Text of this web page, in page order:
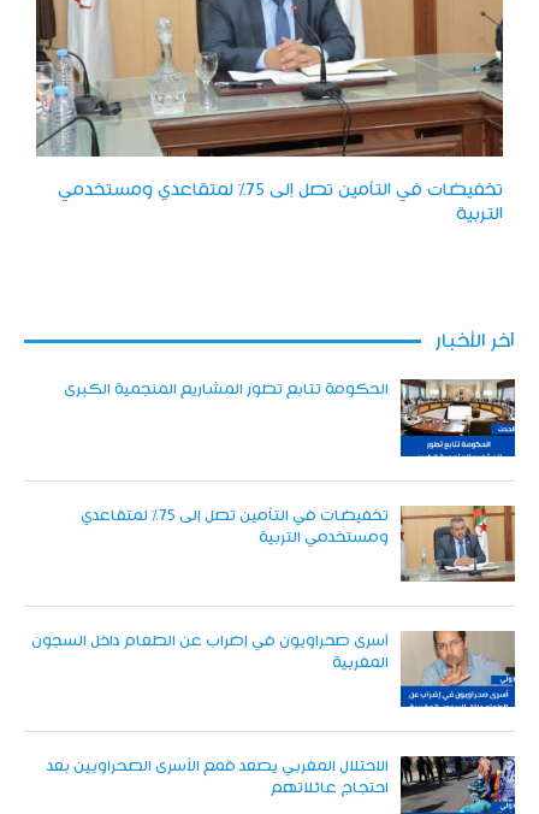
تخفيضات في التأمين تصل إلى 75% لمتقاعدي ومستخدمي
التربية
آخر الأخبار
الحكومة تتابع تطور المشاريع المنجمية الكبرى
تخفيضات في التأمين تصل إلى 75% لمتقاعدي
ومستخدمي التربية
أسرى صحراويون في إضراب عن الطعام داخل السجون
المغربية
الاحتلال المغربي يصعد قمع الأسرى الصحراويين بعد
احتجاج عائلاتهم